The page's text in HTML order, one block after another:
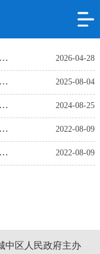
2026-04-28
广西法治日报：柳州市公安局倾情服务群众纪事
2025-08-04
关于出入境、护照、港澳通行证的问答（含成人和儿童）
2024-08-25
【常见问题】什么样的人不能办理出入境通行证？
2022-08-09
【常见问题】具备什么条件可以申请出入境通行证？
2022-08-09
【常见问题】从事边境贸易的申请办理出入境通行证，需要提交什么材料？
中区人民政府主办